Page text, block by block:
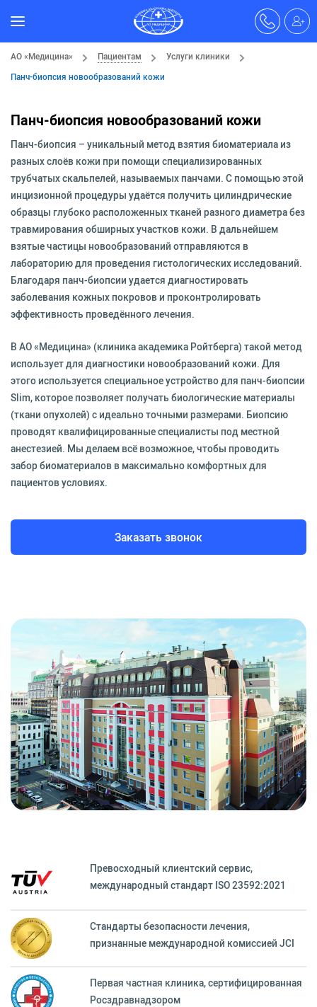
АО «Медицина» Пациентам
Услуги клиники
Панч-биопсия новообразований кожи
Панч-биопсия новообразований кожи
Панч-биопсия – уникальный метод взятия биоматериала из
разных слоёв кожи при помощи специализированных
трубчатых скальпелей, называемых панчами. С помощью этой
инцизионной процедуры удаётся получить цилиндрические
образцы глубоко расположенных тканей разного диаметра без
травмирования обширных участков кожи. В дальнейшем
взятые частицы новообразований отправляются в
лабораторию для проведения гистологических исследований.
Благодаря панч-биопсии удается диагностировать
заболевания кожных покровов и проконтролировать
эффективность проведённого лечения.
В АО «Медицина» (клиника академика Ройтберга) такой метод
использует для диагностики новообразований кожи. Для
этого используется специальное устройство для панч-биопсии
Slim, которое позволяет получать биологические материалы
(ткани опухолей) с идеально точными размерами. Биопсию
проводят квалифицированные специалисты под местной
анестезией. Мы делаем всё возможное, чтобы проводить
забор биоматериалов в максимально комфортных для
пациентов условиях.
Заказать звонок
Превосходный клиентский сервиc,
международный стандарт ISO 23592:2021
Стандарты безопасности лечения,
признанные международной комиссией JCI
Первая частная клиника, сертифицированная
Росздравнадзором